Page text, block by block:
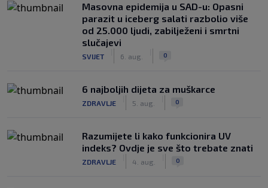
Masovna epidemija u SAD-u: Opasni
parazit u iceberg salati razbolio više
od 25.000 ljudi, zabilježeni i smrtni
slučajevi
SVIJET 6. aug. 0
6 najboljih dijeta za muškarce
ZDRAVLJE 5. aug. 0
Razumijete li kako funkcionira UV
indeks? Ovdje je sve što trebate znati
ZDRAVLJE 4. aug. 0